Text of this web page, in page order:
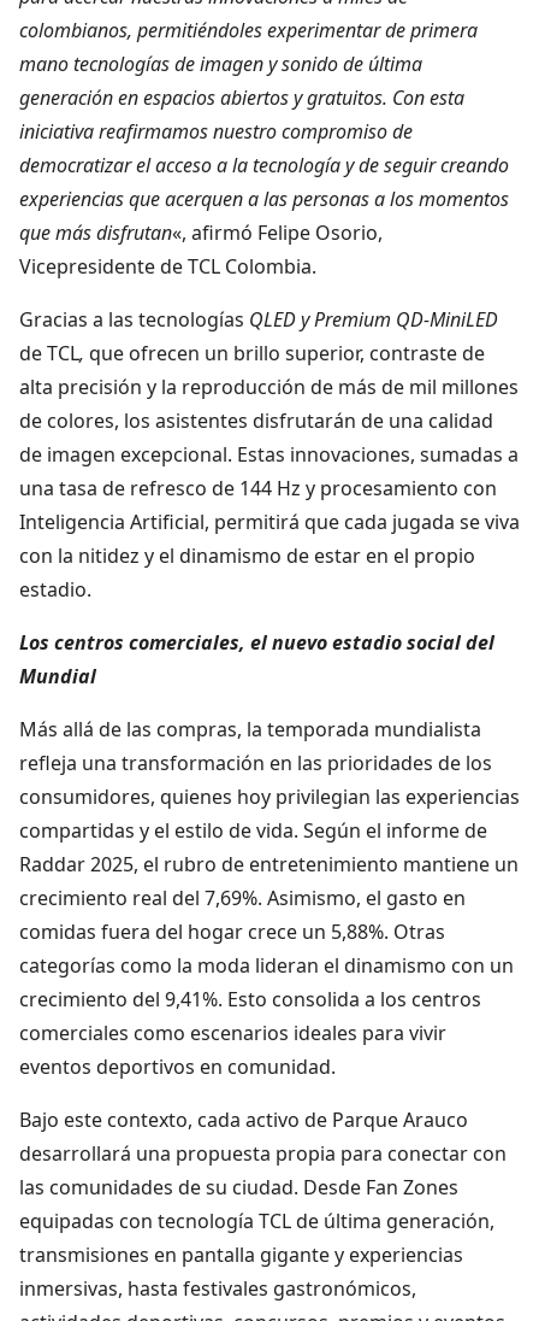
colombianos, permitiéndoles experimentar de primera
mano tecnologías de imagen y sonido de última
generación en espacios abiertos y gratuitos. Con esta
iniciativa reafirmamos nuestro compromiso de
democratizar el acceso a la tecnología y de seguir creando
experiencias que acerquen a las personas a los momentos
que más disfrutan«, afirmó Felipe Osorio,
Vicepresidente de TCL Colombia.
Gracias a las tecnologías QLED y Premium QD-MiniLED
de TCL, que ofrecen un brillo superior, contraste de
alta precisión y la reproducción de más de mil millones
de colores, los asistentes disfrutarán de una calidad
de imagen excepcional. Estas innovaciones, sumadas a
una tasa de refresco de 144 Hz y procesamiento con
Inteligencia Artificial, permitirá que cada jugada se viva
con la nitidez y el dinamismo de estar en el propio
estadio.
Los centros comerciales, el nuevo estadio social del
Mundial
Más allá de las compras, la temporada mundialista
refleja una transformación en las prioridades de los
consumidores, quienes hoy privilegian las experiencias
compartidas y el estilo de vida. Según el informe de
Raddar 2025, el rubro de entretenimiento mantiene un
crecimiento real del 7,69%. Asimismo, el gasto en
comidas fuera del hogar crece un 5,88%. Otras
categorías como la moda lideran el dinamismo con un
crecimiento del 9,41%. Esto consolida a los centros
comerciales como escenarios ideales para vivir
eventos deportivos en comunidad.
Bajo este contexto, cada activo de Parque Arauco
desarrollará una propuesta propia para conectar con
las comunidades de su ciudad. Desde Fan Zones
equipadas con tecnología TCL de última generación,
transmisiones en pantalla gigante y experiencias
inmersivas, hasta festivales gastronómicos,